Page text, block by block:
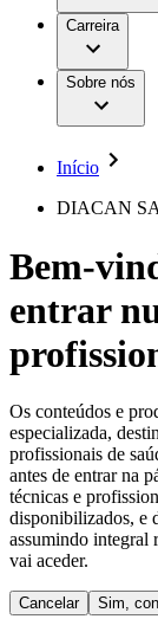
Soluções
Terapias
Patologias e
Serviços
Cuidados
do hospital.
cuidados
A nossa
Vagas
Descubra as
Pesquise no
trabalho
Empresa
Media
Carreira
Sobre nós
Início
DIACAN
Bem-
entrar
Os conteúdos e
especializada,
profissionais de
antes de entrar na
técnicas e
disponibilizados, e
assumindo integral
vai aceder.
Cancelar Sim,